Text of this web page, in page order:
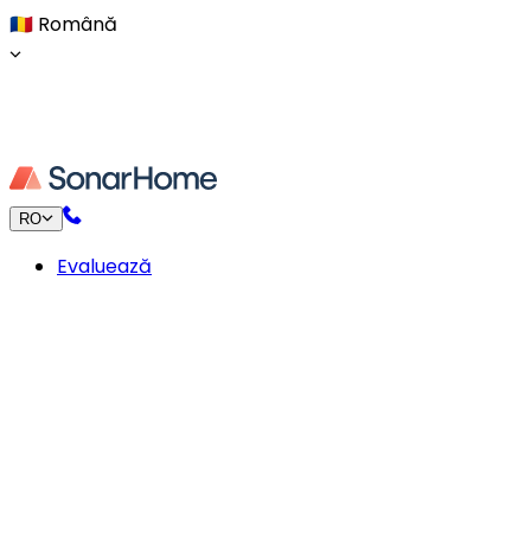
🇷🇴 Română
RO
Evaluează